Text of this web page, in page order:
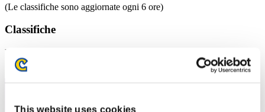
This website uses cookies
(Le classifiche sono aggiornate ogni 6 ore)
Classifiche
Posizione